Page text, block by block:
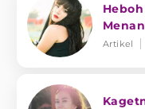
Artikel